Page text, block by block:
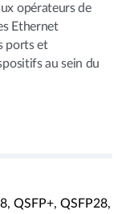
opérateurs de
Ethernet
ports et
au sein du
QSFP+, QSFP28,